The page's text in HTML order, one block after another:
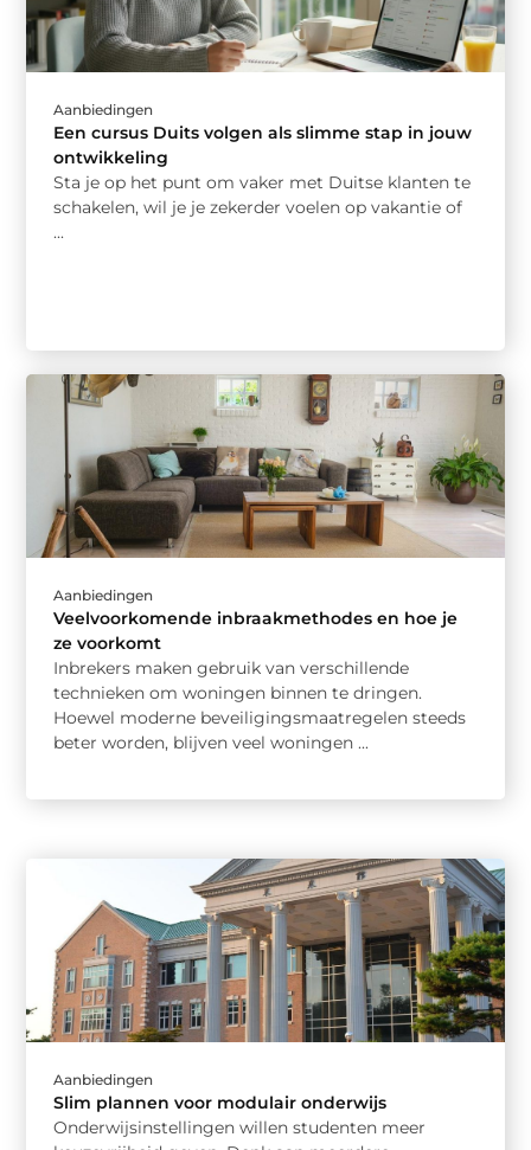
Aanbiedingen
Een cursus Duits volgen als slimme stap in jouw
ontwikkeling
Sta je op het punt om vaker met Duitse klanten te
schakelen, wil je je zekerder voelen op vakantie of
...
Aanbiedingen
Veelvoorkomende inbraakmethodes en hoe je
ze voorkomt
Inbrekers maken gebruik van verschillende
technieken om woningen binnen te dringen.
Hoewel moderne beveiligingsmaatregelen steeds
beter worden, blijven veel woningen ...
Aanbiedingen
Slim plannen voor modulair onderwijs
Onderwijsinstellingen willen studenten meer